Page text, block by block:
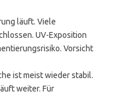
läuft. Viele
UV-Exposition
Vorsicht
ist meist wieder stabil.
weiter. Für